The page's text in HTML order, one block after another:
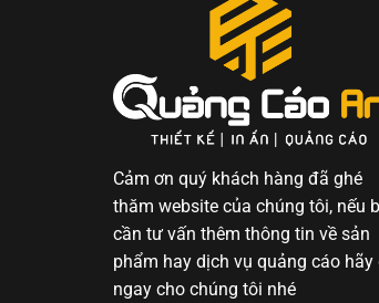
Cảm ơn quý khách hàng đã ghé
thăm website của chúng tôi, nếu
cần tư vấn thêm thông tin về sản
phẩm hay dịch vụ quảng cáo hãy
ngay cho chúng tôi nhé